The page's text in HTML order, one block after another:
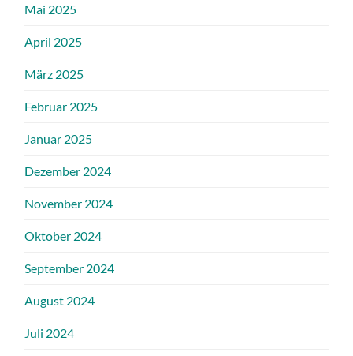
Mai 2025
April 2025
März 2025
Februar 2025
Januar 2025
Dezember 2024
November 2024
Oktober 2024
September 2024
August 2024
Juli 2024